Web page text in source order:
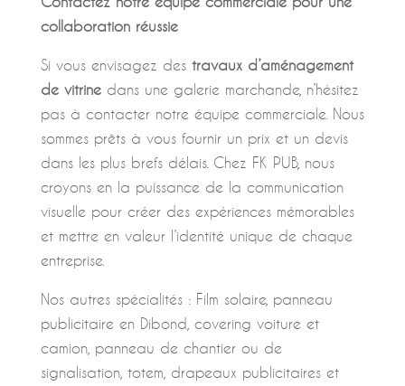
collaboration réussie
Si vous envisagez des travaux d’aménagement
de vitrinedans une galerie marchande, n’hésitez
pas à contacter notre équipe commerciale. Nous
sommes prêts à vous fournir un prix et un devis
dans les plus brefs délais. Chez FK PUB, nous
croyons en la puissance de la communication
visuelle pour créer des expériences mémorables
et mettre en valeur l’identité unique de chaque
entreprise.
Nos autres spécialités : Film solaire, panneau
publicitaire en Dibond, covering voiture et
camion, panneau de chantier ou de
signalisation, totem, drapeaux publicitaires et